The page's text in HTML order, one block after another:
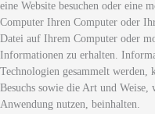
eine Website besuchen oder eine
Computer Ihren Computer oder
Datei auf Ihrem Computer oder
Informationen zu erhalten.
Technologien gesammelt werden,
Besuchs sowie die Art und
Anwendung nutzen, beinhalten.